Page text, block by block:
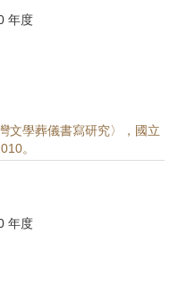
年度
文學葬儀書寫研究〉，國立
。
年度